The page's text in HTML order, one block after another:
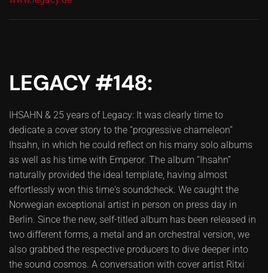
LEGACY #148:
IHSAHN & 25 years of Legacy: It was clearly time to
dedicate a cover story to the “progressive chameleon”
Ihsahn, in which he could reflect on his many solo albums
as well as his time with Emperor. The album “Ihsahn”
naturally provided the ideal template, having almost
effortlessly won this time's soundcheck. We caught the
Norwegian exceptional artist in person on press day in
Berlin. Since the new, self-titled album has been released in
two different forms, a metal and an orchestral version, we
also grabbed the respective producers to dive deeper into
the sound cosmos. A conversation with cover artist Ritxi